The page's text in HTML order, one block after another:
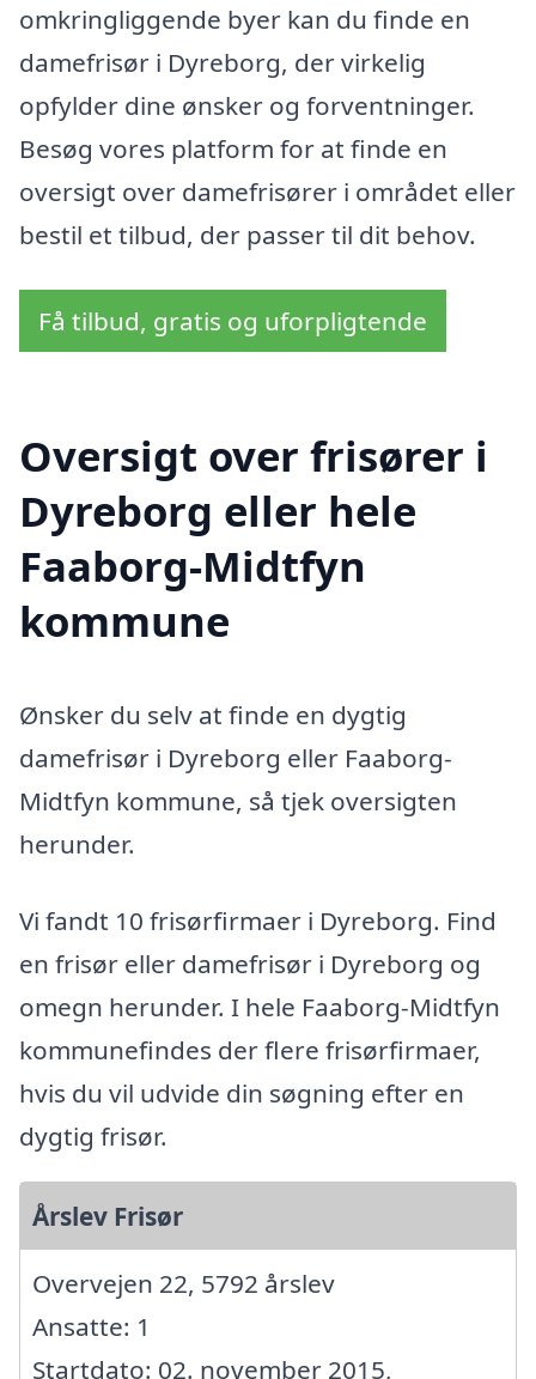
omkringliggende byer kan du finde en
damefrisør i Dyreborg, der virkelig
opfylder dine ønsker og forventninger.
Besøg vores platform for at finde en
oversigt over damefrisører i området eller
bestil et tilbud, der passer til dit behov.
Få tilbud, gratis og uforpligtende
Oversigt over frisører i
Dyreborg eller hele
Faaborg-Midtfyn
kommune
Ønsker du selv at finde en dygtig
damefrisør i Dyreborg eller Faaborg-
Midtfyn kommune, så tjek oversigten
herunder.
Vi fandt 10 frisørfirmaer i Dyreborg. Find
en frisør eller damefrisør i Dyreborg og
omegn herunder. I hele Faaborg-Midtfyn
kommunefindes der flere frisørfirmaer,
hvis du vil udvide din søgning efter en
dygtig frisør.
Årslev Frisør
Overvejen 22, 5792 årslev
Ansatte: 1
Startdato: 02. november 2015,